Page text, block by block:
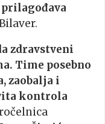
zdravstveni
Time posebno
zaobalja i
kontrola